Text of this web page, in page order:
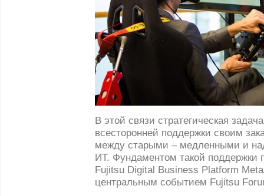
В этой связи стратегическая
всесторонней поддержки своим
между старыми – медленными и
ИТ. Фундаментом такой поддержки
Fujitsu Digital Business Platform
центральным событием Fujitsu